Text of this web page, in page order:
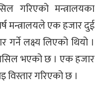
गरिएको मन्त्रालयका
मन्त्रालयले एक हजार दुई
लक्ष्य लिएको थियो ।
भएको छ । एक हजार
गरिएको छ ।